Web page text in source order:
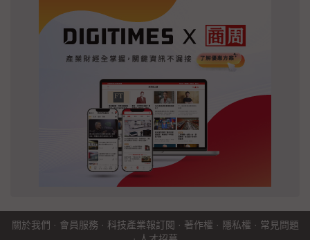
關於我們 · 會員服務 · 科技產業報訂閱 · 著作權 · 隱私權 · 常見問題